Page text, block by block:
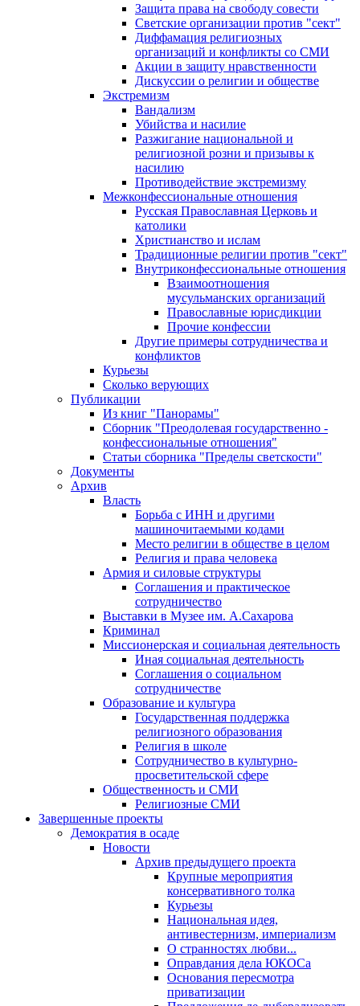
Защита права на свободу совести
Светские организации против "сект"
Диффамация религиозных
организаций и конфликты со СМИ
Акции в защиту нравственности
Дискуссии о религии и обществе
Экстремизм
Вандализм
Убийства и насилие
Разжигание национальной и
религиозной розни и призывы к
насилию
Противодействие экстремизму
Межконфессиональные отношения
Русская Православная Церковь и
католики
Христианство и ислам
Традиционные религии против "сект"
Внутриконфессиональные отношения
Взаимоотношения
мусульманских организаций
Православные юрисдикции
Прочие конфессии
Другие примеры сотрудничества и
конфликтов
Курьезы
Сколько верующих
Публикации
Из книг "Панорамы"
Сборник "Преодолевая государственно -
конфессиональные отношения"
Статьи сборника "Пределы светскости"
Документы
Архив
Власть
Борьба с ИНН и другими
машиночитаемыми кодами
Место религии в обществе в целом
Религия и права человека
Армия и силовые структуры
Соглашения и практическое
сотрудничество
Выставки в Музее им. А.Сахарова
Криминал
Миссионерская и социальная деятельность
Иная социальная деятельность
Соглашения о социальном
сотрудничестве
Образование и культура
Государственная поддержка
религиозного образования
Религия в школе
Сотрудничество в культурно-
просветительской сфере
Общественность и СМИ
Религиозные СМИ
Завершенные проекты
Демократия в осаде
Новости
Архив предыдущего проекта
Крупные мероприятия
консервативного толка
Курьезы
Национальная идея,
антивестернизм, империализм
О странностях любви...
Оправдания дела ЮКОСа
Основания пересмотра
приватизации